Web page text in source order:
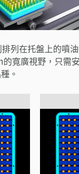
列在托盤上的噴
寬廣視野，只需
。